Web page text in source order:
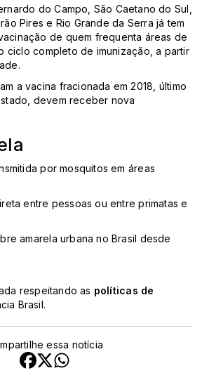
do Campo, São Caetano do Sul,
Pires e Rio Grande da Serra já tem
de quem frequenta áreas de
ciclo completo de imunização, a partir
a vacina fracionada em 2018, último
devem receber nova
por mosquitos em áreas
entre pessoas ou entre primatas e
amarela urbana no Brasil desde
respeitando as políticas de
Brasil.
essa notícia